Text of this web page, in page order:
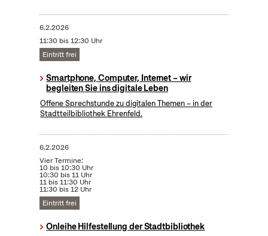
6.2.2026
11:30 bis 12:30 Uhr
Eintritt frei
Smartphone, Computer, Internet – wir
begleiten Sie ins digitale Leben
Offene Sprechstunde zu digitalen Themen – in der
Stadtteilbibliothek Ehrenfeld.
6.2.2026
Vier Termine:
10 bis 10:30 Uhr
10:30 bis 11 Uhr
11 bis 11:30 Uhr
11:30 bis 12 Uhr
Eintritt frei
Onleihe Hilfestellung der Stadtbibliothek